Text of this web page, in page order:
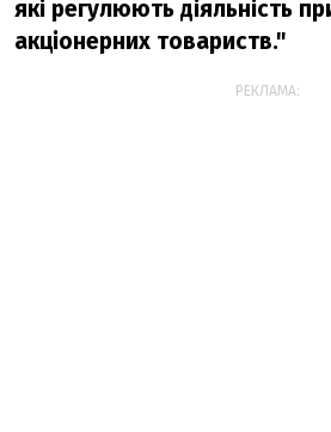
які регулюють діяльність
акціонерних товариств."
РЕКЛАМА: